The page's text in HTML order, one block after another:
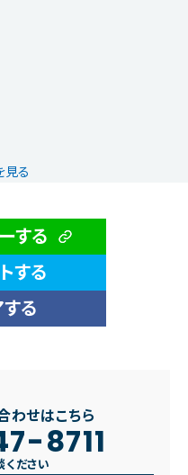
見る
する
する
る
わせはこちら
8711
ださい